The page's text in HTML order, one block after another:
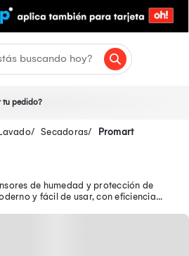
tu pedido?
Secadoras Promart
de humedad y protección de
y fácil de usar, con eficiencia